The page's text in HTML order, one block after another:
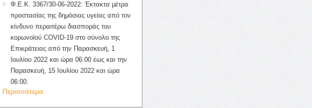
Φ.Ε.Κ. 3367/30-06-2022: Έκτακτα μέτρα
προστασίας της δημόσιας υγείας από τον
κίνδυνο περαιτέρω διασποράς του
κορωνοϊού COVID-19 στο σύνολο της
Επικράτειας από την Παρασκευή, 1
Ιουλίου 2022 και ώρα 06:00 έως και την
Παρασκευή, 15 Ιουλίου 2022 και ώρα
06:00.
Περισσότερα